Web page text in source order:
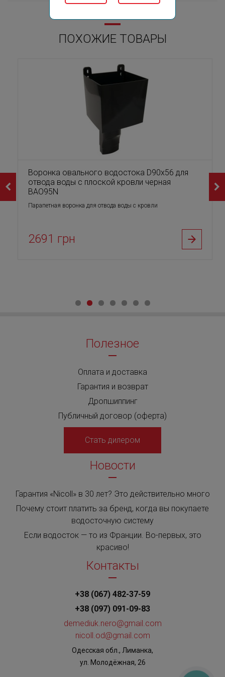
ПОХОЖИЕ ТОВАРЫ
Воронка овального водостока D90х56 для
отвода воды с плоской кровли черная
BAO95N
Парапетная воронка для отвода воды с кровли
2691 грн
Полезное
Оплата и доставка
Гарантия и возврат
Дропшиппинг
Публичный договор (оферта)
Стать дилером
Новости
Гарантия «Nicoll» в 30 лет? Это действительно много
Почему стоит платить за бренд, когда вы покупаете
водосточную систему
Если водосток — то из Франции. Во-первых, это
красиво!
Контакты
+38 (067) 482-37-59
+38 (097) 091-09-83
demediuk.nero@gmail.com
nicoll.od@gmail.com
Одесская обл., Лиманка,
ул. Молодёжная, 26